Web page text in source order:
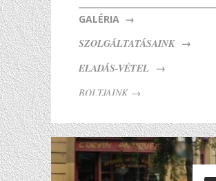
GALÉRIA →
SZOLGÁLTATÁSAINK →
ELADÁS-VÉTEL →​
BOLTJAINK →